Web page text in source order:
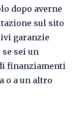
dopo averne
sul sito
garanzie
se sei un
finanziamenti
o a un altro